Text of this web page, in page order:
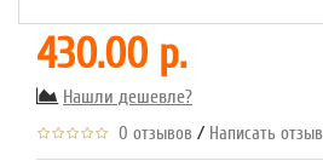
430.00 р.
Нашли дешевле?
0 отзывов / Написать отзыв